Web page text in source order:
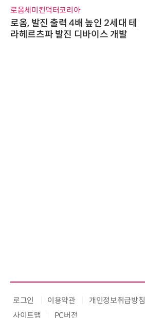
로옴세미컨덕터코리아
로옴, 발진 출력 4배 높인 2세대 테
라헤르츠파 발진 디바이스 개발
로그인 이용약관 개인정보취급방침
사이트맵
PC버전